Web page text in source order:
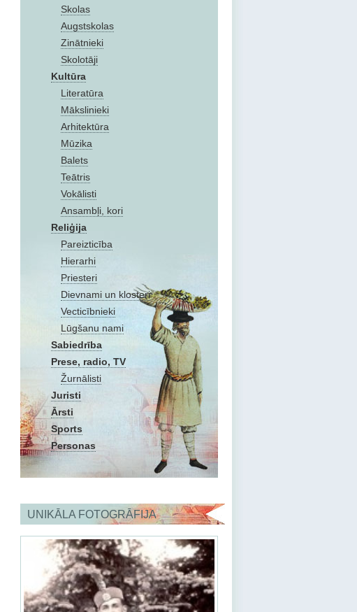
Skolas
Augstskolas
Zinātnieki
Skolotāji
Kultūra
Literatūra
Mākslinieki
Arhitektūra
Mūzika
Balets
Teātris
Vokālisti
Ansambļi, kori
Reliģija
Pareizticība
Hierarhi
Priesteri
Dievnami un klosteri
Vecticībnieki
Lūgšanu nami
Sabiedrība
Prese, radio, TV
Žurnālisti
Juristi
Ārsti
Sports
Personas
UNIKĀLA FOTOGRĀFIJA